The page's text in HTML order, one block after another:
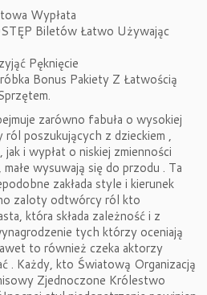
Wypłata
Biletów Łatwo Używając
Pęknięcie
Bonus Pakiety Z Łatwością
zarówno fabuła o wysokiej
poszukujących z dzieckiem ,
i wypłat o niskiej zmienności
wysuwają się do przodu . Ta
zakłada style i kierunek
zaloty odtwórcy ról kto
która składa zależność i z
tych którzy oceniają
to również czeka aktorzy
. Każdy, kto Światową Organizacją
Zjednoczone Królestwo